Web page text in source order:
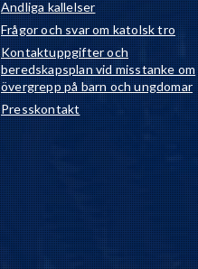
Andliga kallelser
Frågor och svar om katolsk tro
Kontaktuppgifter och
beredskapsplan vid misstanke om
övergrepp på barn och ungdomar
Presskontakt